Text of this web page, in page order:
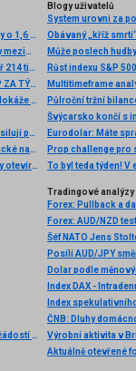
USA: Prodeje nových domů v červnu meziměsíčně vzrostly o 1,6 % při očekávání růstu o 4,8 %
BREAKING: Objednávky zboží dlouhodobé spotřeby klesly meziměsíčně o více než 6 % 📌
Každý den chybí v práci kvůli pracovní neschopnosti téměř 214 tisíc lidí. Přesto stonáme kratší dobu než před covidem
TÝDENNÍ VÝHERCI MAYZUS FOREX DEMO CHAMPIONSHIP ZA TÝDEN 25.2-1.3.2013
Šest z deseti Čechů chce vlastní dům. Téměř polovina nedokáže odhadnout reálné náklady na stavbu
Hlavní americké akciové indexy v úvodu obchodování posilují po odložení Trumpových cel
Porovnanie reakcie trhov na súčasné a aprílové geopolitické napätie
🎥 Wall Street Open: Trhy blízko historických maxim, banky otevírají výsledkovou sezónu
Blogy uživatelů
System urovni za
Obávaný „kříž
Může poslech
Růst indexu S&P
Multitimeframe
Půlroční tržní
Švýcarsko končí s
Eurodolar: Máte
Prop challenge pro
Americké počty nových žádostí o podporu v nezaměstnanosti
Tradingové analýzy
Forex: Pullback a
Forex: AUD/NZD
Posílí AUD/JPY
Dolar podle
Index DAX -
Index
ČNB: Dluhy
Výrobní aktivita v
Aktuálně otevřené